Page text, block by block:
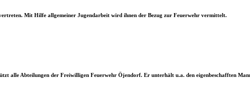
Mit Hilfe allgemeiner Jugendarbeit wird ihnen der Bezug zur Feuerwehr vermittelt.
alle Abteilungen der Freiwilligen Feuerwehr Öjendorf. Er unterhält u.a. den eigenbeschafften